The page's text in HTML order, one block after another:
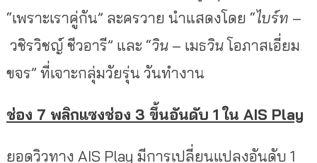
“เพราะเราคู่กัน” ละครวาย นำแสดงโดย “ไบร์ท –
วชิรวิชญ์ ชีวอารี” และ “วิน– เมธวินโอภาสเอี่ยม
ขจร” ที่เจาะกลุ่มวัยรุ่น วันทำงาน
ช่อง 7 พลิกแซงช่อง 3 ขึ้นอันดับ 1 ใน AIS Play
ยอดวิวทาง AIS Play มีการเปลี่ยนแปลงอันดับ 1